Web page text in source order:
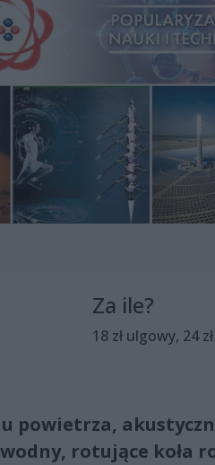
Za ile?
18 zł ulgowy, 24
powietrza,
rotujące koła